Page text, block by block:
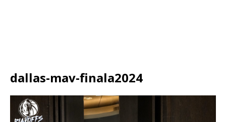
dallas-mav-finala2024